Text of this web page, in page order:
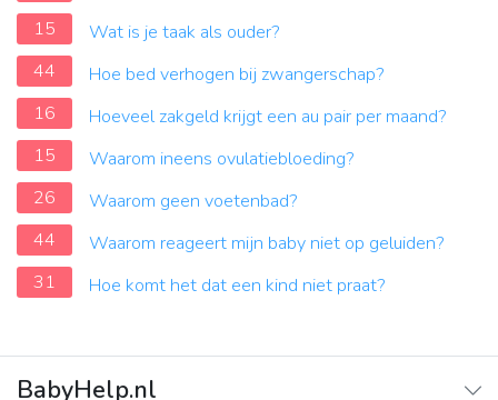
15
Wat is je taak als ouder?
44
Hoe bed verhogen bij zwangerschap?
16
Hoeveel zakgeld krijgt een au pair per maand?
15
Waarom ineens ovulatiebloeding?
26
Waarom geen voetenbad?
44
Waarom reageert mijn baby niet op geluiden?
31
Hoe komt het dat een kind niet praat?
BabyHelp.nl